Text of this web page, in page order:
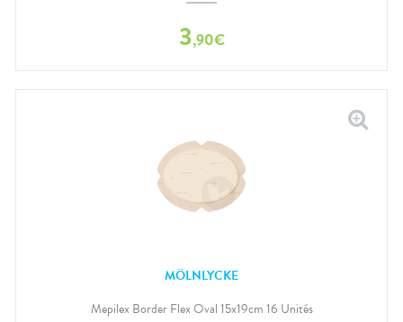
3,90€
MÖLNLYCKE
Mepilex Border Flex Oval 15x19cm 16 Unités